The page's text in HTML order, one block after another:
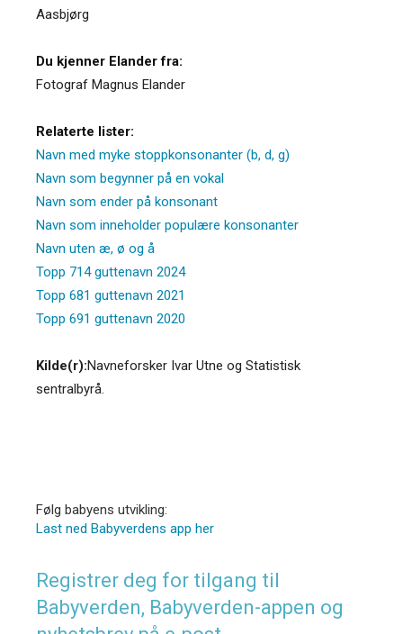
Aasbjørg
Du kjenner Elander fra:
Fotograf Magnus Elander
Relaterte lister:
Navn med myke stoppkonsonanter (b, d, g)
Navn som begynner på en vokal
Navn som ender på konsonant
Navn som inneholder populære konsonanter
Navn uten æ, ø og å
Topp 714 guttenavn 2024
Topp 681 guttenavn 2021
Topp 691 guttenavn 2020
Kilde(r):Navneforsker Ivar Utne og Statistisk
sentralbyrå.
Følg babyens utvikling:
Last ned Babyverdens app her
Registrer deg for tilgang til
Babyverden, Babyverden-appen og